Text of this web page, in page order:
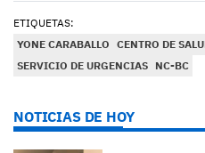
ETIQUETAS:
YONE CARABALLO CENTRO DE
SERVICIO DE URGENCIAS NC-BC
NOTICIAS DE HOY